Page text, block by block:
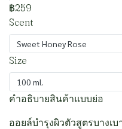
฿259
Scent
Sweet Honey Rose
Size
100 ml.
คำอธิบายสินค้าแบบย่อ
ออยล์บำรุงผิวตัวสูตรบางเ